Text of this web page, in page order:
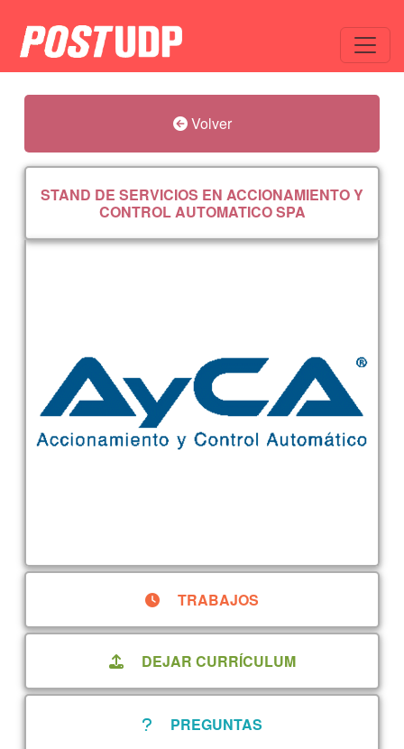
Volver
STAND DE SERVICIOS EN ACCIONAMIENTO Y
CONTROL AUTOMATICO SPA
TRABAJOS
DEJAR CURRÍCULUM
PREGUNTAS